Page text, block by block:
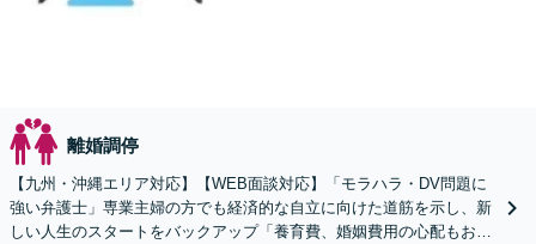
離婚調停
【九州・沖縄エリア対応】【WEB面談対応】「モラハラ・DV問題に
強い弁護士」専業主婦の方でも経済的な自立に向けた道筋を示し、新
しい人生のスタートをバックアップ「養育費、婚姻費用の心配もお任